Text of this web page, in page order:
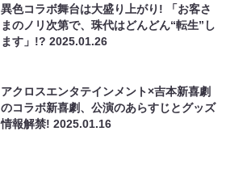
異色コラボ舞台は大盛り上がり! 「お客さ
まのノリ次第で、珠代はどんどん“転生”し
ます」!?2025.01.26
アクロスエンタテインメント×吉本新喜劇
のコラボ新喜劇、公演のあらすじとグッズ
情報解禁!2025.01.16